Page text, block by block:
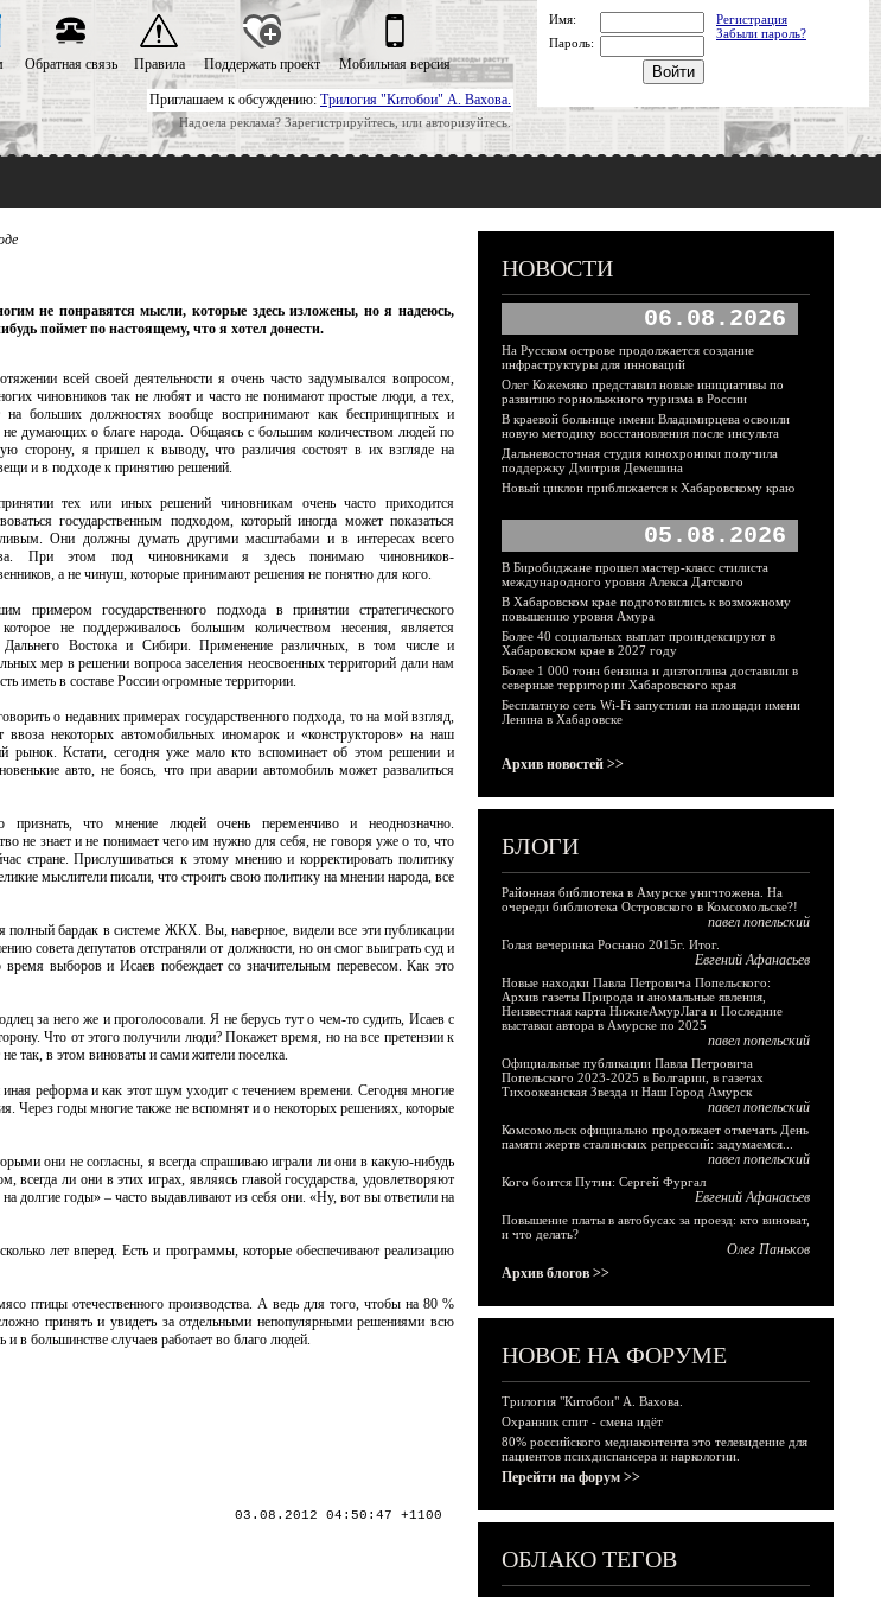
Приглашаем к обсуждению: Трилогия "Китобои" А. Вахова.
Надоела реклама? Зарегистрируйтесь, или авторизуйтесь.
Обратная связь Правила Поддержать проект Мобильная версия
Имя:
Регистрация
Забыли пароль?
Пароль:
не понравятся мысли, которые здесь изложены, но я надеюсь,
поймет по настоящему, что я хотел донести.
всей своей деятельности я очень часто задумывался вопросом,
чиновников так не любят и часто не понимают простые люди, а тех,
на больших должностях вообще воспринимают как беспринципных и
не думающих о благе народа. Общаясь с большим количеством людей по
сторону, я пришел к выводу, что различия состоят в их взгляде на
и в подходе к принятию решений.
тех или иных решений чиновникам очень часто приходится
государственным подходом, который иногда может показаться
Они должны думать другими масштабами и в интересах всего
При этом под чиновниками я здесь понимаю чиновников-
а не чинуш, которые принимают решения не понятно для кого.
примером государственного подхода в принятии стратегического
не поддерживалось большим количеством несения, является
Дальнего Востока и Сибири. Применение различных, в том числе и
мер в решении вопроса заселения неосвоенных территорий дали нам
иметь в составе России огромные территории.
о недавних примерах государственного подхода, то на мой взгляд,
ввоза некоторых автомобильных иномарок и «конструкторов» на наш
рынок. Кстати, сегодня уже мало кто вспоминает об этом решении и
авто, не боясь, что при аварии автомобиль может развалиться
признать, что мнение людей очень переменчиво и неоднозначно.
не знает и не понимает чего им нужно для себя, не говоря уже о то, что
стране. Прислушиваться к этому мнению и корректировать политику
мыслители писали, что строить свою политику на мнении народа, все
бардак в системе ЖКХ. Вы, наверное, видели все эти публикации
совета депутатов отстраняли от должности, но он смог выиграть суд и
время выборов и Исаев побеждает со значительным перевесом. Как это
за него же и проголосовали. Я не берусь тут о чем-то судить, Исаев с
Что от этого получили люди? Покажет время, но на все претензии к
так, в этом виноваты и сами жители поселка.
реформа и как этот шум уходит с течением времени. Сегодня многие
Через годы многие также не вспомнят и о некоторых решениях, которые
они не согласны, я всегда спрашиваю играли ли они в какую-нибудь
ли они в этих играх, являясь главой государства, удовлетворяют
долгие годы» – часто выдавливают из себя они. «Ну, вот вы ответили на
лет вперед. Есть и программы, которые обеспечивают реализацию
птицы отечественного производства. А ведь для того, чтобы на 80 %
принять и увидеть за отдельными непопулярными решениями всю
в большинстве случаев работает во благо людей.
03.08.2012 04:50:47 +1100
НОВОСТИ
06.08.2026
На Русском острове продолжается создание
инфраструктуры для инноваций
Олег Кожемяко представил новые инициативы по
развитию горнолыжного туризма в России
В краевой больнице имени Владимирцева освоили
новую методику восстановления после инсульта
Дальневосточная студия кинохроники получила
поддержку Дмитрия Демешина
Новый циклон приближается к Хабаровскому краю
05.08.2026
В Биробиджане прошел мастер-класс стилиста
международного уровня Алекса Датского
В Хабаровском крае подготовились к возможному
повышению уровня Амура
Более 40 социальных выплат проиндексируют в
Хабаровском крае в 2027 году
Более 1 000 тонн бензина и дизтоплива доставили в
северные территории Хабаровского края
Бесплатную сеть Wi-Fi запустили на площади имени
Ленина в Хабаровске
Архив новостей >>
БЛОГИ
Районная библиотека в Амурске уничтожена. На
очереди библиотека Островского в Комсомольске?!
павел попельский
Голая вечеринка Роснано 2015г. Итог.
Евгений Афанасьев
Новые находки Павла Петровича Попельского:
Архив газеты Природа и аномальные явления,
Неизвестная карта НижнеАмурЛага и Последние
выставки автора в Амурске по 2025
павел попельский
Официальные публикации Павла Петровича
Попельского 2023-2025 в Болгарии, в газетах
Тихоокеанская Звезда и Наш Город Амурск
павел попельский
Комсомольск официально продолжает отмечать День
памяти жертв сталинских репрессий: задумаемся...
павел попельский
Кого боится Путин: Сергей Фургал
Евгений Афанасьев
Повышение платы в автобусах за проезд: кто виноват,
и что делать?
Олег Паньков
Архив блогов >>
НОВОЕ НА ФОРУМЕ
Трилогия "Китобои" А. Вахова.
Охранник спит - смена идёт
80% российского медиаконтента это телевидение для
пациентов психдиспансера и наркологии.
Перейти на форум >>
ОБЛАКО ТЕГОВ